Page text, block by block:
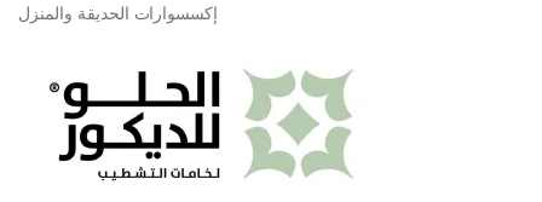
إكسسوارات الحديقة والمنزل